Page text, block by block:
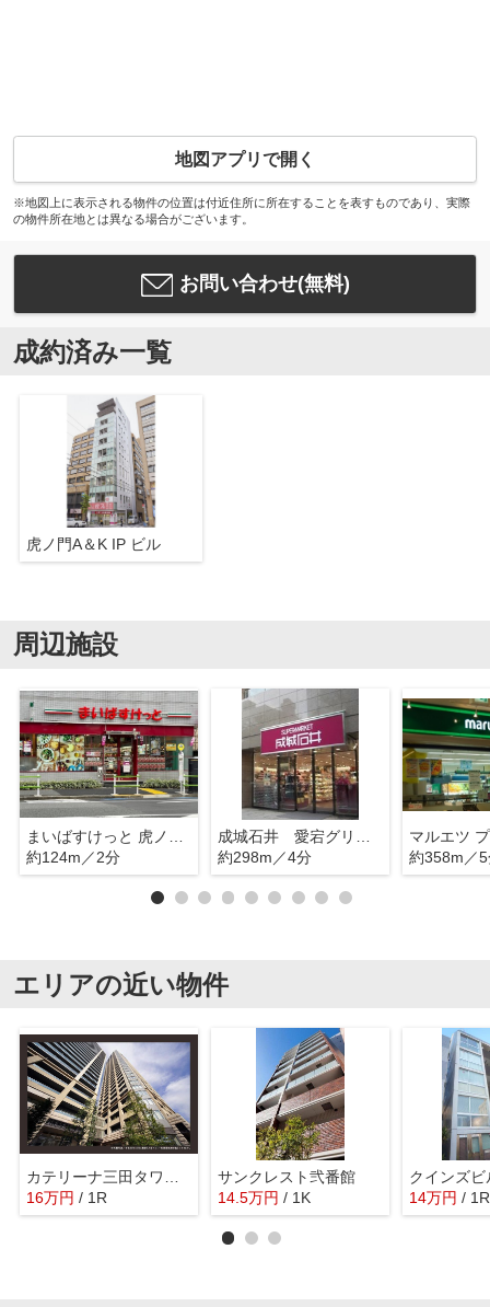
地図アプリで開く
※地図上に表示される物件の位置は付近住所に所在することを表すものであり、実際
の物件所在地とは異なる場合がございます。
お問い合わせ(無料)
成約済み一覧
虎ノ門A＆K IP ビル
周辺施設
まいばすけっと 虎ノ門3丁目店
約124m／2分
成城石井 愛宕グリーンヒルズ店
約298m／4分
約358m／
エリアの近い物件
16万円 / 1R
サンクレスト弐番館
14.5万円 / 1K
クインズビ
14万円 / 1R